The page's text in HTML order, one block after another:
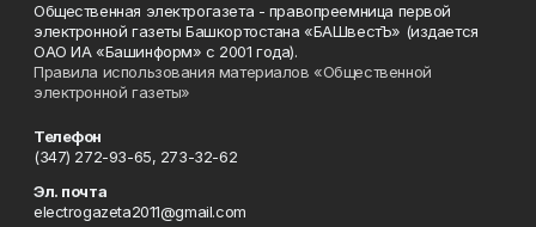
Общественная электрогазета - правопреемница первой
электронной газеты Башкортостана «БАШвестЪ» (издается
ОАО ИА «Башинформ» с 2001 года).
Правила использования материалов «Общественной
электронной газеты»
Телефон
(347) 272-93-65, 273-32-62
Эл. почта
electrogazeta2011@gmail.com